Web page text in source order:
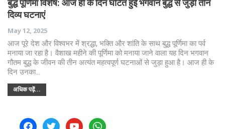
बुद्ध पूर्णिमा विशेष: आज ही के दिन घटित हुईं भगवान बुद्ध से जुड़ी तीन
दिव्य घटनाएं
May 12, 2025
आज पूरे देश और विश्वभर में श्रद्धा, भक्ति और शांति के साथ बुद्ध पूर्णिमा का पर्व
मनाया जा रहा है। वैशाख महीने की पूर्णिमा को मनाया जाने वाला यह दिन भगवान
गौतम बुद्ध के जीवन की तीन अत्यंत महत्वपूर्ण घटनाओं से जुड़ा हुआ है। आज ही के
दिन उनका…
अधिक पढ़ें...
facebooktwitteryoutubewhatsapp